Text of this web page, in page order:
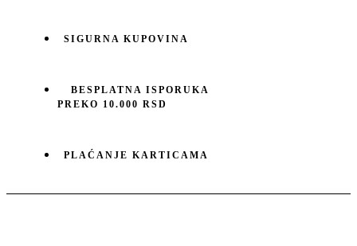
SIGURNA KUPOVINA
BESPLATNA ISPORUKA
PREKO 10.000 RSD
PLAĆANJE KARTICAMA